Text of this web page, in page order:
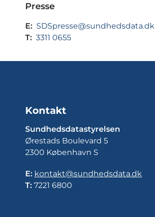
Presse
E: SDSpresse@sundhedsdata.dk
T: 3311 0655
Kontakt
Sundhedsdatastyrelsen
Ørestads Boulevard 5
2300 København S
E: kontakt@sundhedsdata.dk
T: 7221 6800